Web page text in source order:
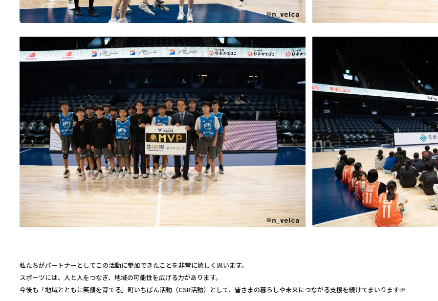
私たちがパートナーとしてこの活動に参加できたことを非常に嬉しく思います。
スポーツには、人と人をつなぎ、地域の可能性を広げる力があります。
今後も「地域とともに笑顔を育てる」町いちばん活動（CSR活動）として、皆さまの暮らしや未来につながる支援を続けてまいります🌱